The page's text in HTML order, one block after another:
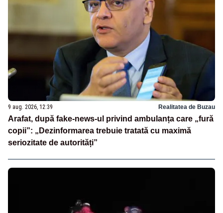
9 aug. 2026, 12:39 Realitatea de Buzau
Arafat, după fake-news-ul privind ambulanța care „fură
copii”: „Dezinformarea trebuie tratată cu maximă
seriozitate de autorități”